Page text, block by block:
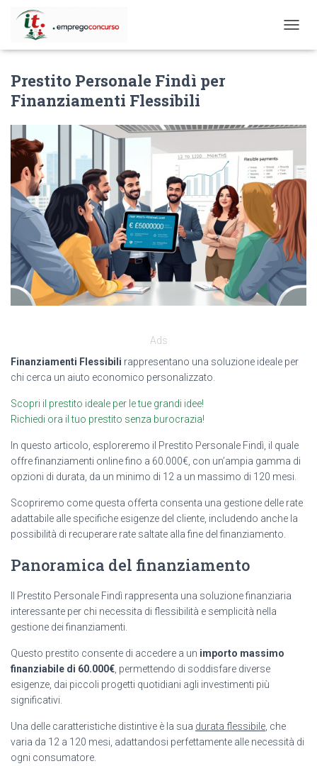
O
A
A
O
N
Prestito Personale Findì per
Finanziamenti Flessibili
Ads
Finanziamenti Flessibili rappresentano una soluzione ideale per
chi cerca un aiuto economico personalizzato.
Scopri il prestito ideale per le tue grandi idee!
Richiedi ora il tuo prestito senza burocrazia!
In questo articolo, esploreremo il Prestito Personale Findì, il quale
offre finanziamenti online fino a 60.000€, con un’ampia gamma di
opzioni di durata, da un minimo di 12 a un massimo di 120 mesi.
Scopriremo come questa offerta consenta una gestione delle rate
adattabile alle specifiche esigenze del cliente, includendo anche la
possibilità di recuperare rate saltate alla fine del finanziamento.
Panoramica del finanziamento
Il Prestito Personale Findì rappresenta una soluzione finanziaria
interessante per chi necessita di flessibilità e semplicità nella
gestione dei finanziamenti.
Questo prestito consente di accedere a un importo massimo
finanziabile di 60.000€ , permettendo di soddisfare diverse
esigenze, dai piccoli progetti quotidiani agli investimenti più
significativi.
Una delle caratteristiche distintive è la sua durata flessibile , che
varia da 12 a 120 mesi, adattandosi perfettamente alle necessità di
ogni consumatore.